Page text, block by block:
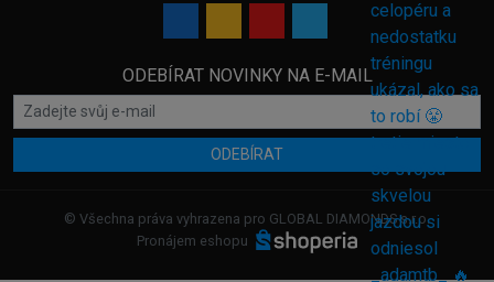
ODEBÍRAT NOVINKY NA E-MAIL
ODEBÍRAT
© Všechna práva vyhrazena pro GLOBAL DIAMONDS s.r.o.
Pronájem eshopu